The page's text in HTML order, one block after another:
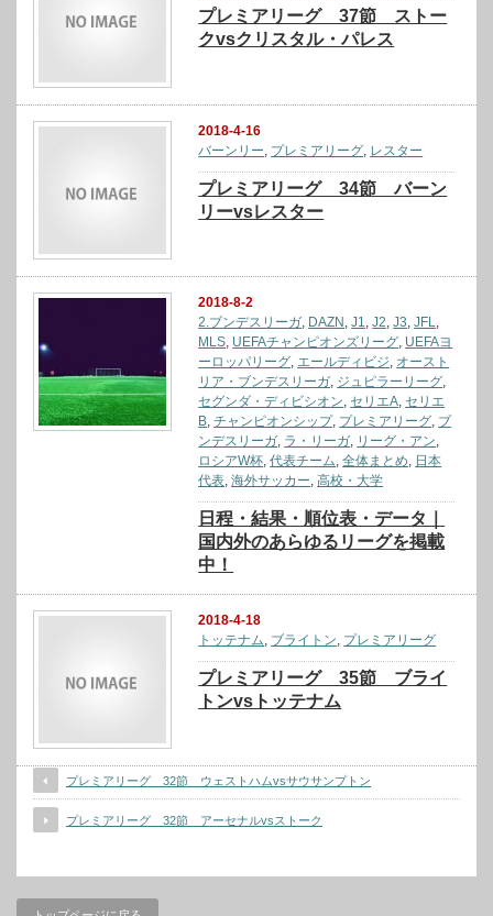
プレミアリーグ 37節 ストー
クvsクリスタル・パレス
2018-4-16
バーンリー プレミアリーグ レスター
プレミアリーグ 34節 バーン
リーvsレスター
2018-8-2
2.ブンデスリーガ, DAZN ,J1,J2,J3,JFL,
MLS, UEFAチャンピオンズリーグ, UEFAヨ
ーロッパリーグ, エールディビジ, オースト
リア・ブンデスリーガ, ジュピラーリーグ,
セグンダ・ディビシオン, セリエA, セリエ
B,チャンピオンシップ, プレミアリーグ, ブ
ンデスリーガ, ラ・リーガ, リーグ・アン,
ロシアW杯,代表チーム,全体まとめ, 日本
代表,海外サッカー,高校・大学
日程・結果・順位表・データ｜
国内外のあらゆるリーグを掲載
中！
2018-4-18
トッテナム, ブライトン, プレミアリーグ
プレミアリーグ 35節 ブライ
トンvsトッテナム
プレミアリーグ 32節 ウェストハムvsサウサンプトン
プレミアリーグ 32節 アーセナルvsストーク